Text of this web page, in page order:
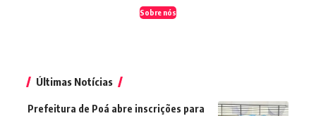
Sobre nós
Últimas Notícias
Prefeitura de Poá abre inscrições para